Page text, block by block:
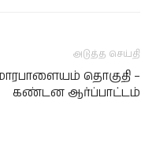
அடுத்த செய்தி
தொகுதி –
கண்டன ஆர்ப்பாட்டம்